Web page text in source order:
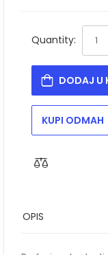
Quantity:
DODAJ U
KUPI ODMAH
OPIS